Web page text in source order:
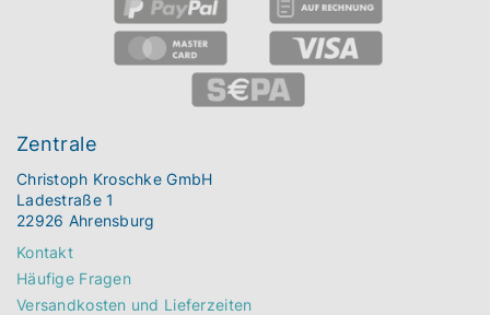
Zentrale
Christoph Kroschke GmbH
Ladestraße 1
22926 Ahrensburg
Kontakt
Häufige Fragen
Versandkosten und Lieferzeiten